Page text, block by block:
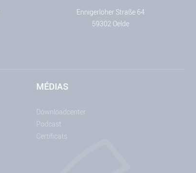
Ennigerloher Straße 64
59302 Oelde
MÉDIAS
Downloadcenter
Podcast
Certificats